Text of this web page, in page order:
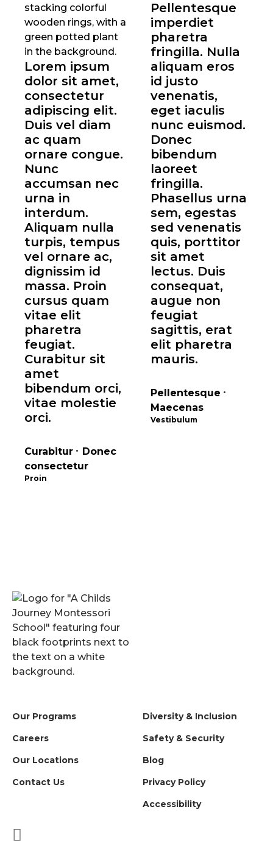
Lorem ipsum
dolor sit amet,
consectetur
adipiscing elit.
Duis vel diam
ac quam
ornare congue.
Nunc
accumsan nec
urna in
interdum.
Aliquam nulla
turpis, tempus
vel ornare ac,
dignissim id
massa. Proin
cursus quam
vitae elit
pharetra
feugiat.
Curabitur sit
amet
bibendum orci,
vitae molestie
orci.
Curabitur
Donec
consectetur
Proin
Pellentesque
imperdiet
pharetra
fringilla. Nulla
aliquam eros
id justo
venenatis,
eget iaculis
nunc euismod.
Donec
bibendum
laoreet
fringilla.
Phasellus urna
sem, egestas
sed venenatis
quis, porttitor
sit amet
lectus. Duis
consequat,
augue non
feugiat
sagittis, erat
elit pharetra
mauris.
Pellentesque
Maecenas
Vestibulum
Our Programs
Careers
Our Locations
Contact Us
Diversity & Inclusion
Safety & Security
Blog
Privacy Policy
Accessibility